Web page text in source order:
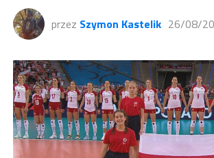
przez Szymon Kastelik 26/08/